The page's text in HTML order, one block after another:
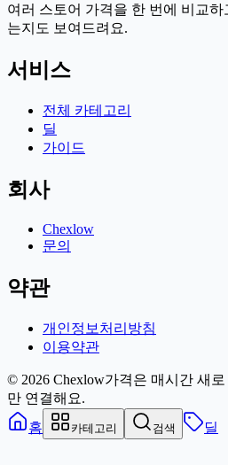
여러 스토어 가격을 한 번에 비교
는지도 보여드려요.
서비스
전체 카테고리
딜
가이드
회사
Chexlow
문의
약관
개인정보처리방침
이용약관
© 2026 Chexlow가격은 매시간 새
만 연결해요.
홈
카테고리 검색 딜